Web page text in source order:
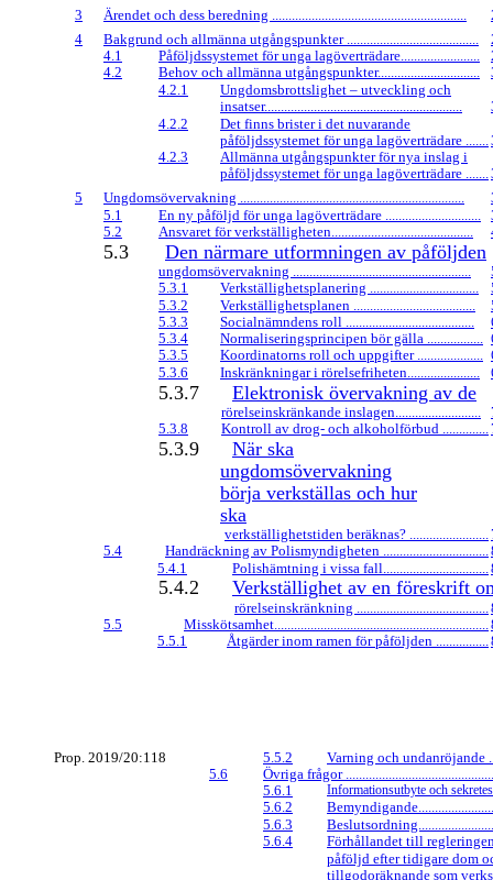
3
Ärendet och dess beredning ...........................................................
4
Bakgrund och allmänna utgångspunkter ........................................
4.1
Påföljdssystemet för unga lagöverträdare........................
4.2
Behov och allmänna utgångspunkter...............................
4.2.1
Ungdomsbrottslighet – utveckling och
insatser............................................................
4.2.2
Det finns brister i det nuvarande
påföljdssystemet för unga lagöverträdare .......
4.2.3
Allmänna utgångspunkter för nya inslag i
påföljdssystemet för unga lagöverträdare .......
5
Ungdomsövervakning ....................................................................
5.1
En ny påföljd för unga lagöverträdare .............................
5.2
Ansvaret för verkställigheten...........................................
5.3 Den närmare utformningen av påföljden
ungdomsövervakning ......................................................
5.3.1
Verkställighetsplanering .................................
5.3.2
Verkställighetsplanen .....................................
5.3.3
Socialnämndens roll .......................................
5.3.4
Normaliseringsprincipen bör gälla .................
5.3.5
Koordinatorns roll och uppgifter ....................
5.3.6
Inskränkningar i rörelsefriheten......................
5.3.7 Elektronisk övervakning av de
rörelseinskränkande inslagen..........................
5.3.8
Kontroll av drog- och alkoholförbud ..............
5.3.9
När ska
ungdomsövervakning
börja verkställas och hur
ska
verkställighetstiden beräknas? ........................
5.4
Handräckning av Polismyndigheten ................................
5.4.1
Polishämtning i vissa fall................................
5.4.2 Verkställighet av en föreskrift
rörelseinskränkning ........................................
5.5
Misskötsamhet.................................................................
5.5.1
Åtgärder inom ramen för påföljden ................
Prop. 2019/20:118 5.5.2
Varning och undanröjande
5.6
Övriga frågor
5.6.1
Informationsutbyte och
5.6.2
5.6.3
5.6.4
Förhållandet till
påföljd efter tidigare dom
tillgodoräknande som